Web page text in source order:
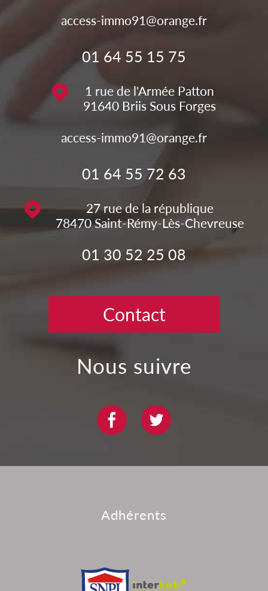
access-immo91@orange.fr
01 64 55 15 75
1 rue de l'Armée Patton
91640 Briis Sous Forges
access-immo91@orange.fr
01 64 55 72 63
27 rue de la république
78470 Saint-Rémy-Lès-Chevreuse
01 30 52 25 08
Contact
nous suivre
adhérents